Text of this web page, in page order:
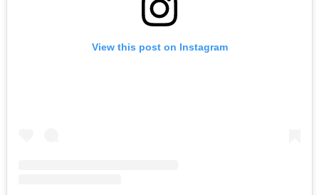
View this post on Instagram